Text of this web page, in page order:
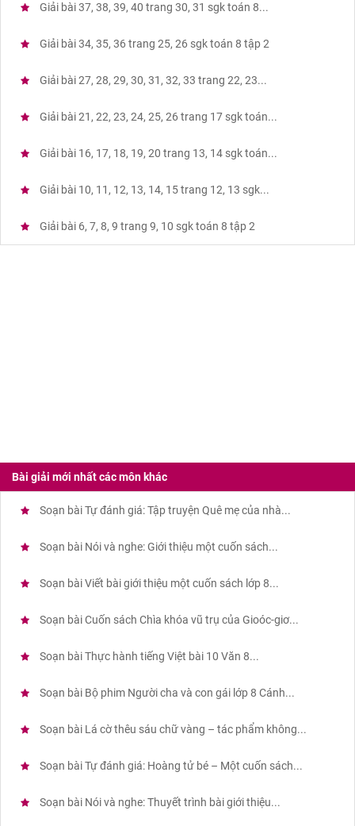
Giải bài 37, 38, 39, 40 trang 30, 31 sgk toán 8...
Giải bài 34, 35, 36 trang 25, 26 sgk toán 8 tập 2
Giải bài 27, 28, 29, 30, 31, 32, 33 trang 22, 23...
Giải bài 21, 22, 23, 24, 25, 26 trang 17 sgk toán...
Giải bài 16, 17, 18, 19, 20 trang 13, 14 sgk toán...
Giải bài 10, 11, 12, 13, 14, 15 trang 12, 13 sgk...
Giải bài 6, 7, 8, 9 trang 9, 10 sgk toán 8 tập 2
Bài giải mới nhất các môn khác
Soạn bài Tự đánh giá: Tập truyện Quê mẹ của nhà...
Soạn bài Nói và nghe: Giới thiệu một cuốn sách...
Soạn bài Viết bài giới thiệu một cuốn sách lớp 8...
Soạn bài Cuốn sách Chìa khóa vũ trụ của Gioóc-giơ...
Soạn bài Thực hành tiếng Việt bài 10 Văn 8...
Soạn bài Bộ phim Người cha và con gái lớp 8 Cánh...
Soạn bài Lá cờ thêu sáu chữ vàng – tác phẩm không...
Soạn bài Tự đánh giá: Hoàng tử bé – Một cuốn sách...
Soạn bài Nói và nghe: Thuyết trình bài giới thiệu...